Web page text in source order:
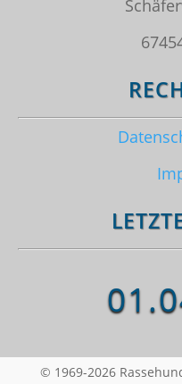
© 1969-2026